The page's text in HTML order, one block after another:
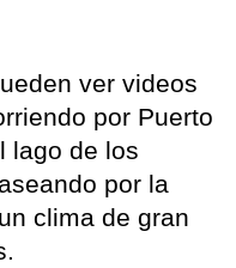
ver videos
por Puerto
lago de los
por la
clima de gran